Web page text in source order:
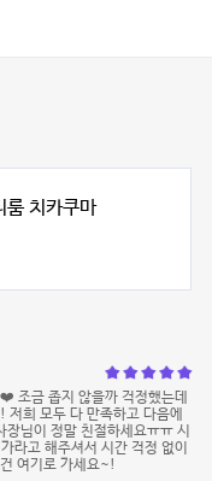
룸 치카쿠마
조금 좁지 않을까 걱정했는데
희 모두 다 만족하고 다음에
님이 정말 친절하세요ㅠㅠ 시
라고 해주셔서 시간 걱정 없이
여기로 가세요~!